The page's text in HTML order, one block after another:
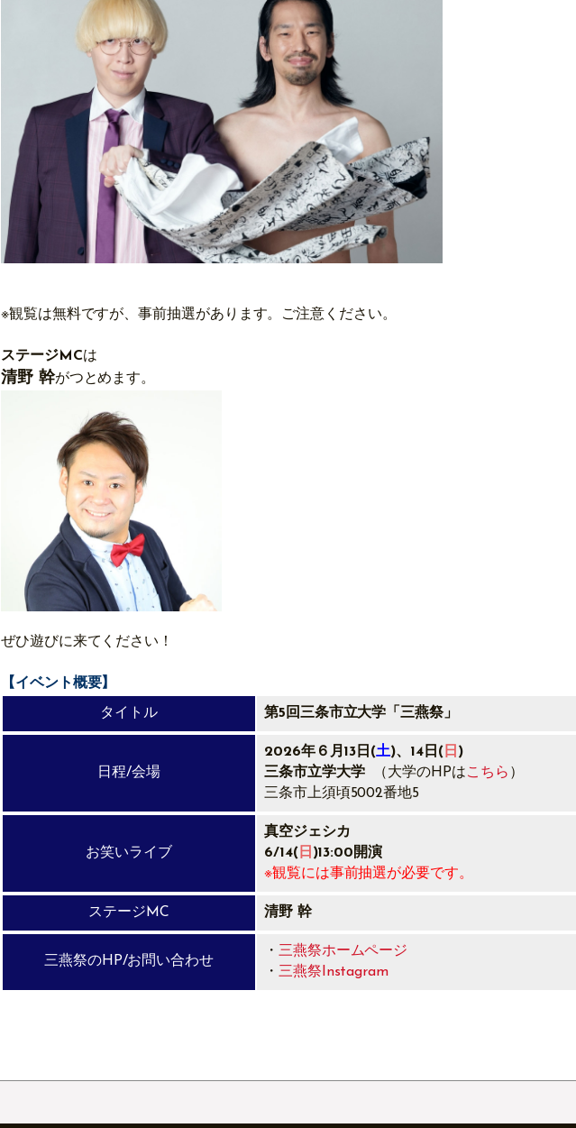
※観覧は無料ですが、事前抽選があります。ご注意ください。
ステージMCは
清野 幹がつとめます。
ぜひ遊びに来てください！
【イベント概要】
タイトル 第5回三条市立大学「三燕祭」
日程/会場
2026年６月13日(土)、14日( 日 )
三条市立学大学
（大学のHPはこちら ）
三条市上須頃5002番地5
お笑いライブ
真空ジェシカ
6/14( 日 )13:00開演
※観覧には事前抽選が必要です。
ステージMC 清野 幹
三燕祭のHP/お問い合わせ
・ 三燕祭ホームページ
・ 三燕祭Instagram